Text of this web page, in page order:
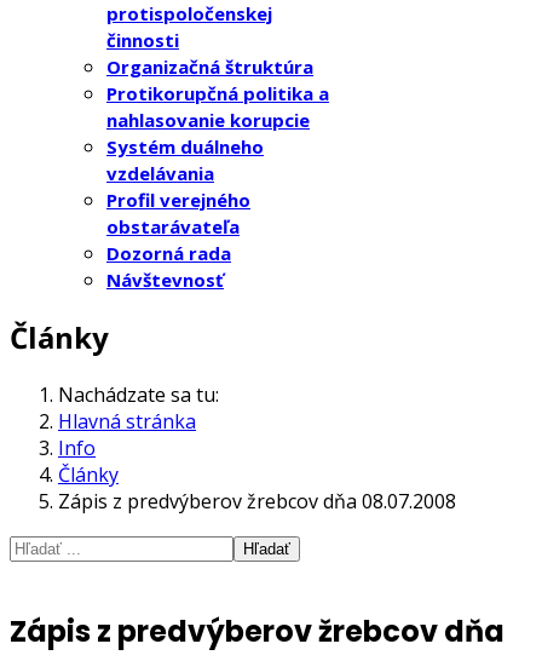
protispoločenskej
činnosti
Organizačná štruktúra
Protikorupčná politika a
nahlasovanie korupcie
Systém duálneho
vzdelávania
Profil verejného
obstarávateľa
Dozorná rada
Návštevnosť
Články
Nachádzate sa tu:
Hlavná stránka
Info
Články
Zápis z predvýberov žrebcov dňa 08.07.2008
Hľadať
Zápis z predvýberov žrebcov dňa